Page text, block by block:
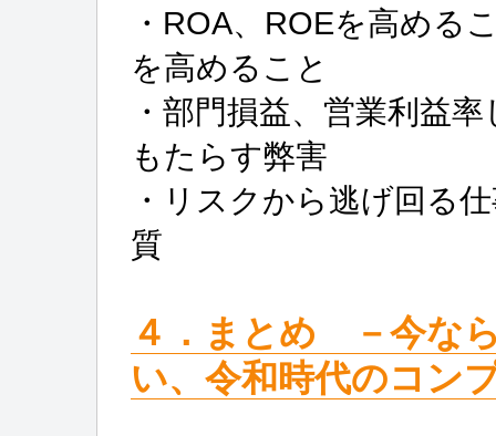
・ROA、ROEを高める
を高めること
・部門損益、営業利益
もたらす弊害
・リスクから逃げ回る
質
４．まとめ －今な
い、令和時代のコン